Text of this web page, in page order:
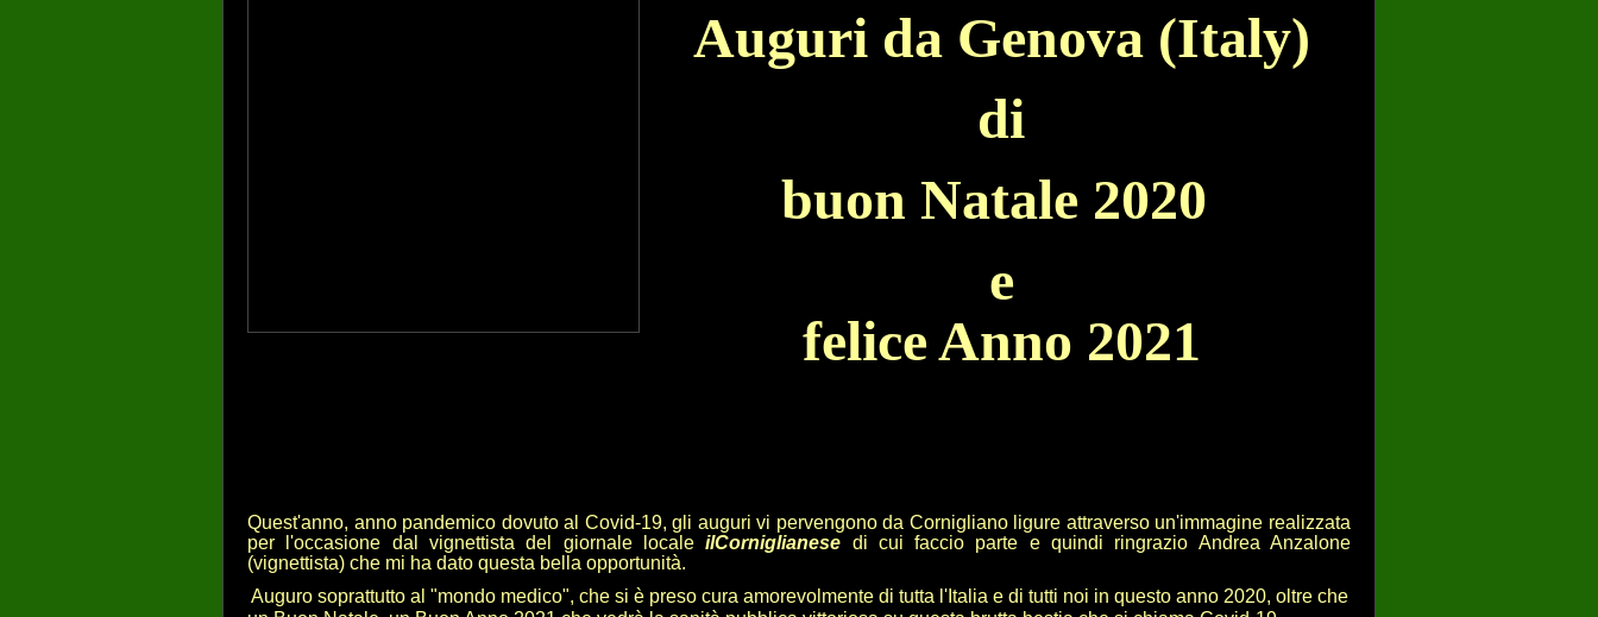
Auguri da Genova (Italy)
di
buon Natale 2020
e
felice Anno 2021
Quest'anno, anno pandemico dovuto al Covid-19, gli auguri vi pervengono da Cornigliano ligure attraverso un'immagine realizzata
per l'occasione dal vignettista del giornale localeilCorniglianese di cui faccio parte e quindi ringrazio Andrea Anzalone
(vignettista) che mi ha dato questa bella opportunità.
Auguro soprattutto al "mondo medico", che si è preso cura amorevolmente di tutta l'Italia e di tutti noi in questo anno 2020, oltre che